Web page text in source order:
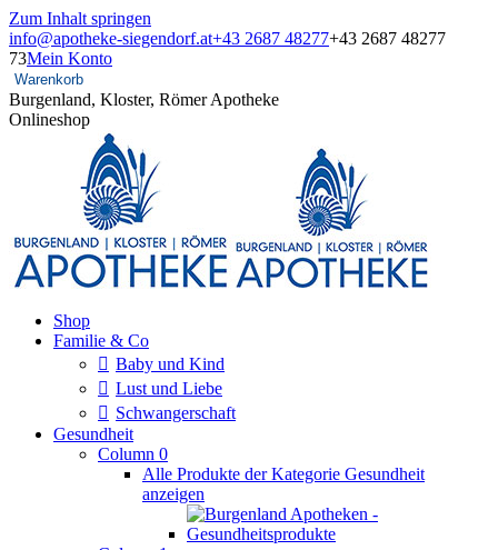
Zum Inhalt springen
info@apotheke-siegendorf.at+43 2687 48277+43 2687 48277
73Mein Konto
Warenkorb
Burgenland, Kloster, Römer Apotheke
Onlineshop
Shop
Familie & Co
Baby und Kind
Lust und Liebe
Schwangerschaft
Gesundheit
Column 0
Alle Produkte der Kategorie Gesundheit
anzeigen